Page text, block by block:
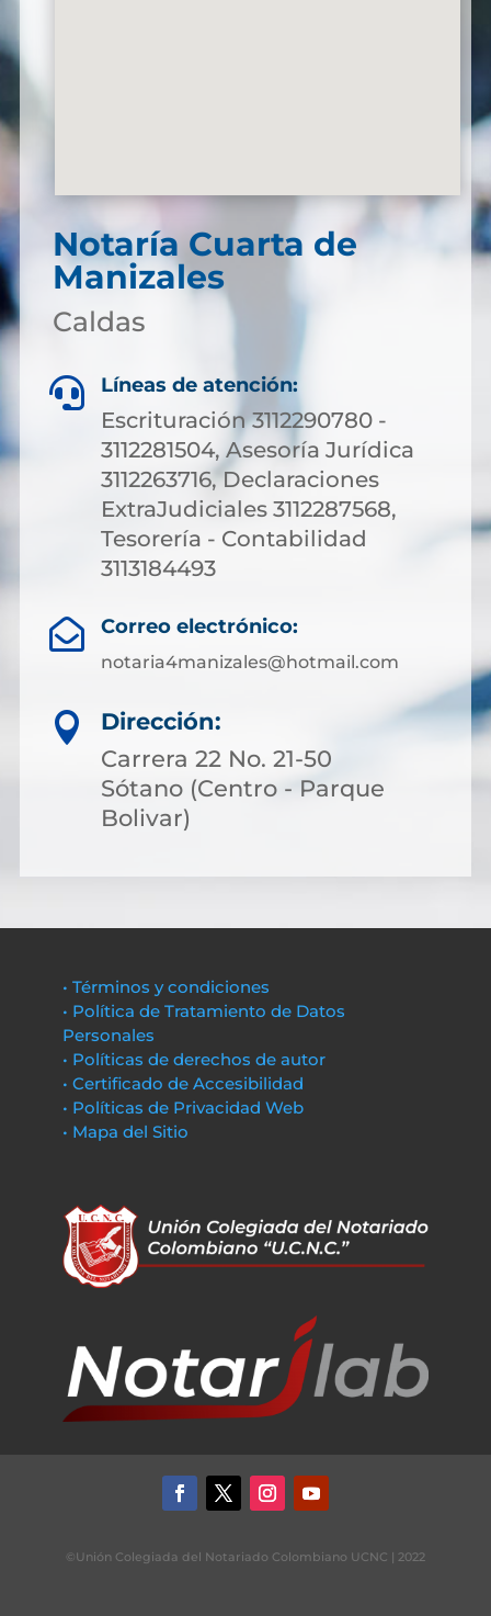
Notaría Cuarta de
Manizales
Caldas
 Líneas de atención:
Escrituración 3112290780 -
3112281504, Asesoría Jurídica
3112263716, Declaraciones
ExtraJudiciales 3112287568,
Tesorería - Contabilidad
3113184493
 Correo electrónico:
notaria4manizales@hotmail.com

Dirección:
Carrera 22 No. 21-50
Sótano (Centro - Parque
Bolivar)
• Términos y condiciones
• Política de Tratamiento de Datos
Personales
• Políticas de derechos de autor
• Certificado de Accesibilidad
• Políticas de Privacidad Web
• Mapa del Sitio
©Unión Colegiada del Notariado Colombiano UCNC | 2022